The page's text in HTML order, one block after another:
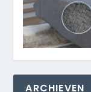
ARCHIEVEN